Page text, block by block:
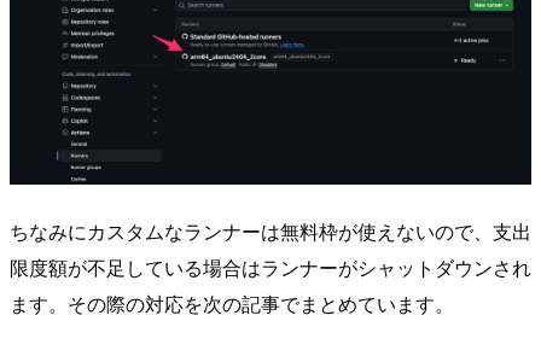
ちなみにカスタムなランナーは無料枠が使えないので、支出
限度額が不足している場合はランナーがシャットダウンされ
ます。その際の対応を次の記事でまとめています。